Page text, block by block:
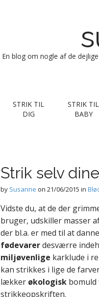
En blog om nogle af de
e
n
u
c
o
n
e
n
t
STRIK TIL
DIG
STRIK TIL
BABY
Strik selv
by Susanne on 21/06/2015 in
Vidste du, at de der
bruger, udskiller masser
der bl.a. er med til at
fødevarerdesværre
miljøvenlige karklude i
kan strikkes i lige de
lækker økologisk bomuld
strikkeopskriften.